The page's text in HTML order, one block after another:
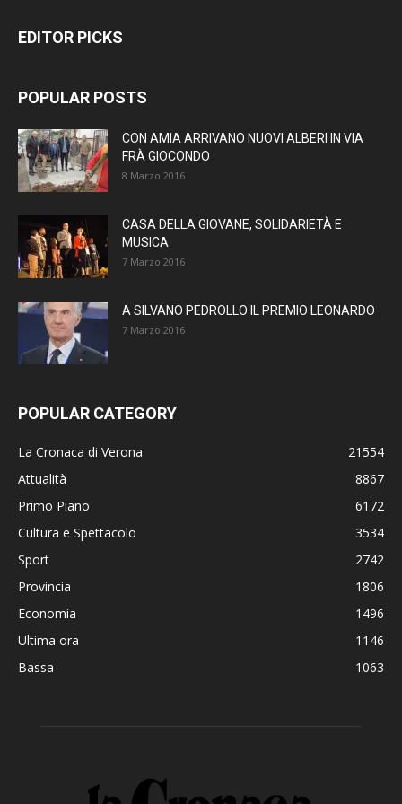
EDITOR PICKS
POPULAR POSTS
CON AMIA ARRIVANO NUOVI ALBERI IN VIA
FRÀ GIOCONDO
8 Marzo 2016
CASA DELLA GIOVANE, SOLIDARIETÀ E
MUSICA
7 Marzo 2016
A SILVANO PEDROLLO IL PREMIO LEONARDO
7 Marzo 2016
POPULAR CATEGORY
La Cronaca di Verona
21554
Attualità
8867
Primo Piano
6172
Cultura e Spettacolo
3534
Sport
2742
Provincia
1806
Economia
1496
Ultima ora
1146
Bassa
1063